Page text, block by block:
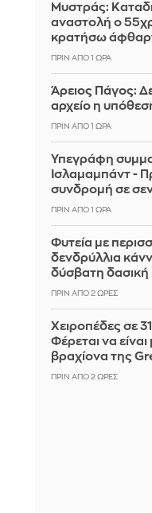
Μυστράς:
αναστολή ο
κρατήσω
ΠΡΙΝ ΑΠΌ 1 ΏΡΑ
Άρειος Πάγος:
αρχείο η
ΠΡΙΝ ΑΠΌ 1 ΏΡΑ
Υπεγράφη
Ισλαμαμπάντ -
συνδρομή σε
ΠΡΙΝ ΑΠΌ 1 ΏΡΑ
Φυτεία με
δενδρύλλια
δύσβατη δασική
ΠΡΙΝ ΑΠΌ 2 ΏΡΕΣ
Χειροπέδες σε
Φέρεται να
βραχίονα της
ΠΡΙΝ ΑΠΌ 2 ΏΡΕΣ